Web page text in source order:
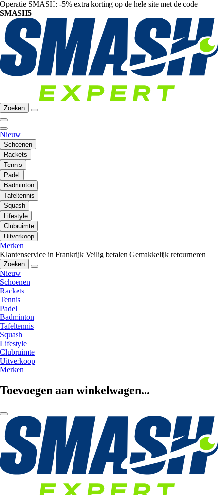
Operatie SMASH: -5% extra korting op de hele site met de code
SMASH5
Zoeken
Nieuw
Schoenen
Rackets
Tennis
Padel
Badminton
Tafeltennis
Squash
Lifestyle
Clubruimte
Uitverkoop
Merken
Klantenservice in Frankrijk Veilig betalen Gemakkelijk retourneren
Zoeken
Nieuw
Schoenen
Rackets
Tennis
Padel
Badminton
Tafeltennis
Squash
Lifestyle
Clubruimte
Uitverkoop
Merken
Toevoegen aan winkelwagen...